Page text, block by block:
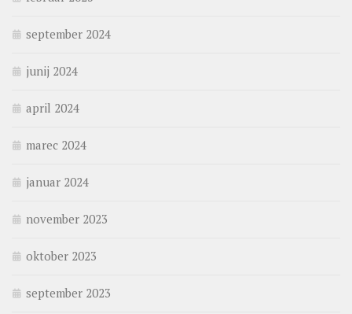
september 2024
junij 2024
april 2024
marec 2024
januar 2024
november 2023
oktober 2023
september 2023